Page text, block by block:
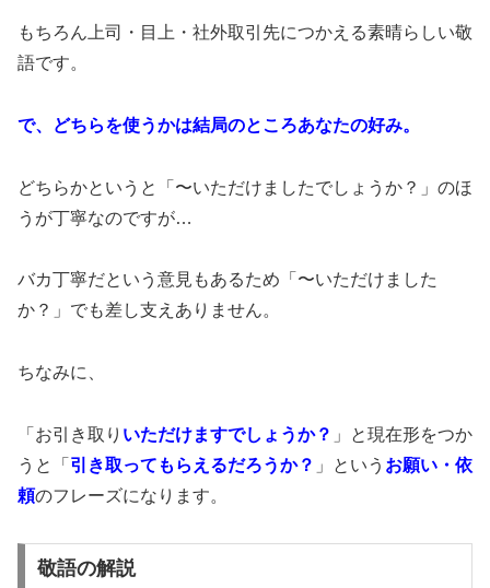
もちろん上司・目上・社外取引先につかえる素晴らしい敬
語です。
で、どちらを使うかは結局のところあなたの好み。
どちらかというと「〜いただけましたでしょうか？」のほ
うが丁寧なのですが…
バカ丁寧だという意見もあるため「〜いただけました
か？」でも差し支えありません。
ちなみに、
「お引き取り いただけますでしょうか？ 」と現在形をつか
うと「 引き取って もらえるだろうか？ 」という お願い・依
頼のフレーズになります。
敬語の解説